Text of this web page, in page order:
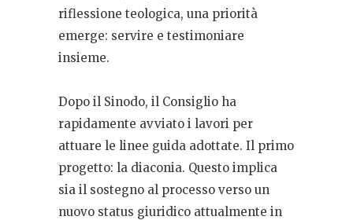
riflessione teologica, una priorità
emerge: servire e testimoniare
insieme.
Dopo il Sinodo, il Consiglio ha
rapidamente avviato i lavori per
attuare le linee guida adottate. Il primo
progetto: la diaconia. Questo implica
sia il sostegno al processo verso un
nuovo status giuridico attualmente in